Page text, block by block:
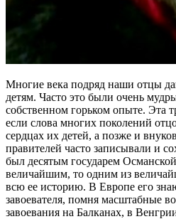
Многие века подряд наши отцы
детям. Часто это были очень
собственном горьком опыте. Эта
если слова многих поколений
сердцах их детей, а позже и
правителей часто записывали и
был десятым государем
величайшим, то одним из
всю ее историю. В Европе его
завоевателя, помня масштабные
завоевания на Балканах, в